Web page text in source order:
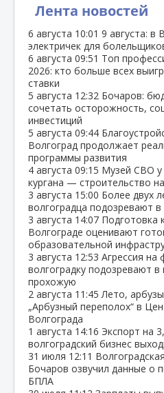
Лента новостей
6 августа 10:01 9 августа: в
электричек для
6 августа 09:51 Топ
2026: кто больше всех
ставки
5 августа 12:32 Бочаров:
сочетать осторожность,
инвестиций
5 августа 09:44
Волгоград продолжает
программы развития
4 августа 09:15 Музей СВО
кургана — строительство
3 августа 15:00 Более двух
волгоградца подозревают
3 августа 14:07 Подготовка
Волгограде оценивают
образовательной
3 августа 12:53 Агрессия на
волгоградку подозревают
прохожую
2 августа 11:45 Лето,
„Арбузный переполох“ в
Волгограда
1 августа 14:16 Экспорт на
волгоградский бизнес
31 июля 12:11
Бочаров озвучил данные о
БПЛА